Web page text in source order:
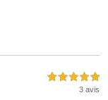
5,0 étoiles sur 5
3 avis